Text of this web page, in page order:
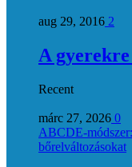
aug 29, 2016 2
A gyerekre
Recent
márc 27, 2026 0
bőrelváltozásokat